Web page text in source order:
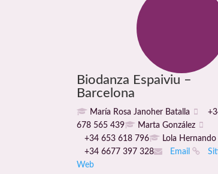
Biodanza Espaiviu –
Barcelona
María Rosa Janoher Batalla
678 565 439
Marta González
+34 653 618 796
Lola Hernando
+34 6677 397 328
Email
Web